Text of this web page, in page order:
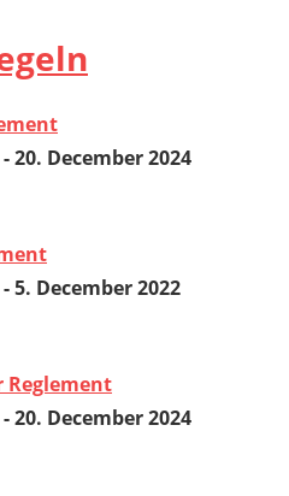
20. December 2024
5. December 2022
Reglement
20. December 2024